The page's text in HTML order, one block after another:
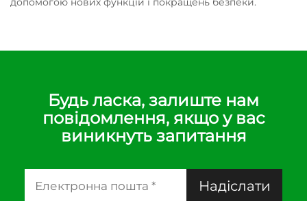
Будь ласка, залиште нам
повідомлення, якщо у вас
виникнуть запитання
Надіслати